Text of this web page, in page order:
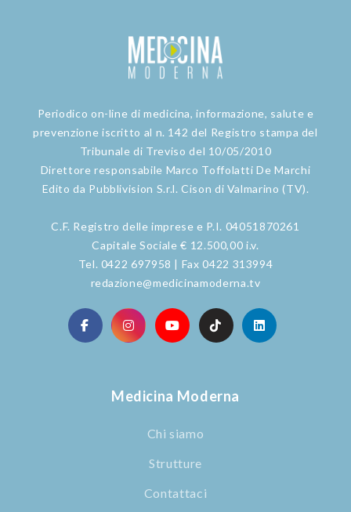
Periodico on-line di medicina, informazione, salute e
prevenzione iscritto al n. 142 del Registro stampa del
Tribunale di Treviso del 10/05/2010
Direttore responsabile Marco Toffolatti De Marchi
Edito da Pubblivision S.r.l. Cison di Valmarino (TV).
C.F. Registro delle imprese e P.I. 04051870261
Capitale Sociale € 12.500,00 i.v.
Tel. 0422 697958 | Fax 0422 313994
redazione@medicinamoderna.tv
Medicina Moderna
Chi siamo
Strutture
Contattaci